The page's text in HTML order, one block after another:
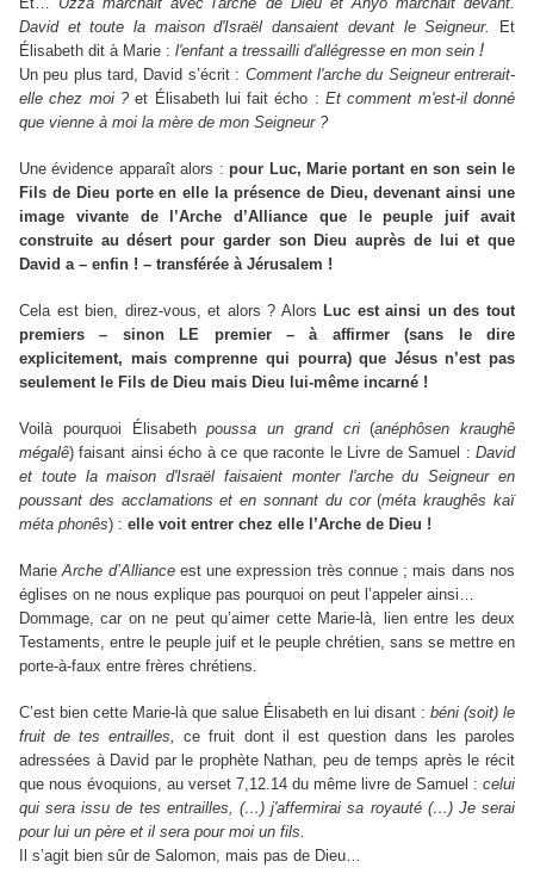
David et toute la maison d'Israël dansaient devant le Seigneur.
Et
Élisabeth dit à Marie : l'enfant a tressailli d'allégresse en mon sein !
Un peu plus tard, David s’écrit : Comment l'arche du Seigneur entrerait-
elle chez moi ?et Élisabeth lui fait écho :Et comment m'est-il donné
que vienne à moi la mère de mon Seigneur ?
Une évidence apparaît alors :pour Luc, Marie portant en son sein le
Fils de Dieu porte en elle la présence de Dieu, devenant ainsi une
image vivante de l’Arche d’Alliance que le peuple juif avait
construite au désert pour garder son Dieu auprès de lui et que
David a – enfin ! – transférée à Jérusalem !
Cela est bien, direz-vous, et alors ? Alors Luc est ainsi un des tout
premiers – sinon LE premier – à affirmer (sans le dire
explicitement, mais comprenne qui pourra) que Jésus n’est pas
seulement le Fils de Dieu mais Dieu lui-même incarné !
Voilà pourquoi Élisabethpoussa un grand cri(anéphôsen kraughê
mégalê) faisant ainsi écho à ce que raconte le Livre de Samuel : David
et toute la maison d'Israël faisaient monter l'arche du Seigneur en
poussant des acclamations et en sonnant du cor(méta kraughês kaï
méta phonês) : elle voit entrer chez elle l’Arche de Dieu !
MarieArche d’Allianceest une expression très connue ; mais dans nos
églises on ne nous explique pas pourquoi on peut l’appeler ainsi…
Dommage, car on ne peut qu’aimer cette Marie-là, lien entre les deux
Testaments, entre le peuple juif et le peuple chrétien, sans se mettre en
porte-à-faux entre frères chrétiens.
C’est bien cette Marie-là que salue Élisabeth en lui disant : béni (soit) le
fruit de tes entrailles,
ce fruit dont il
est question dans les paroles
adressées à David par le prophète Nathan, peu de temps après le récit
que nous évoquions, au verset 7,12.14 du même livre de Samuel : celui
qui sera issu de tes entrailles, (…) j'affermirai sa royauté (…) Je serai
pour lui un père et il sera pour moi un fils.
Il s’agit bien sûr de Salomon, mais pas de Dieu…